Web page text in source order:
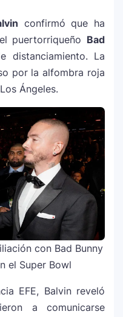
confirmó que ha
puertorriqueño Bad
distanciamiento. La
por la alfombra roja
Ángeles.
con Bad Bunny
el Super Bowl
EFE, Balvin reveló
a comunicarse